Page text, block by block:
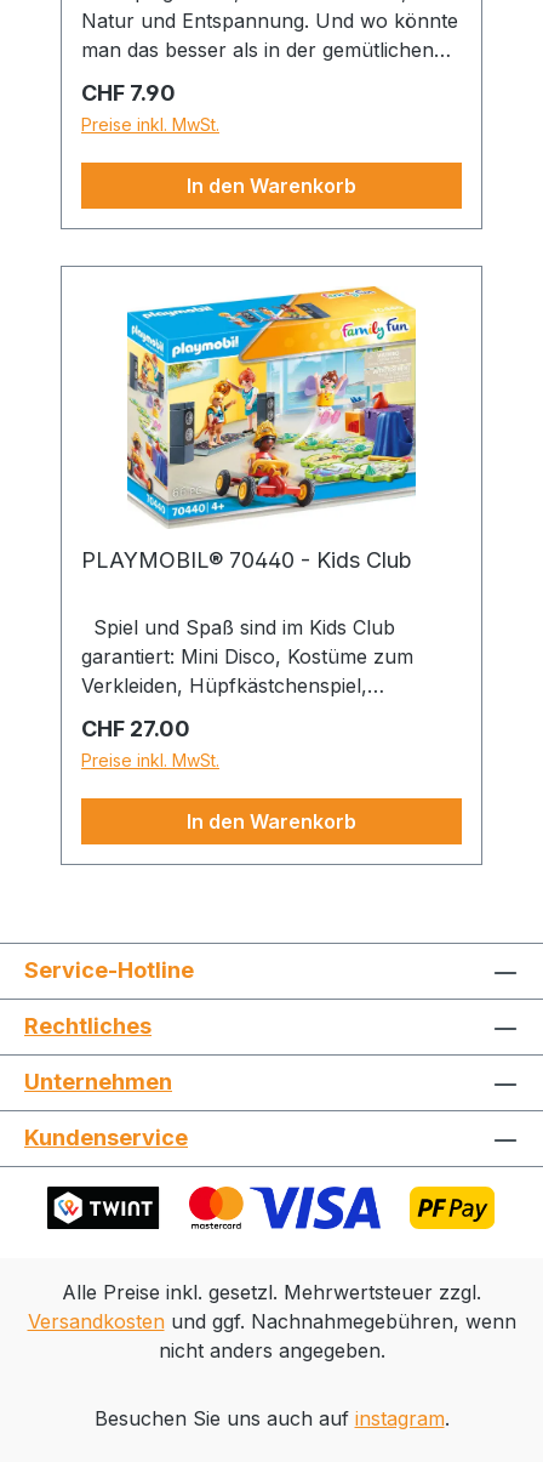
Natur und Entspannung. Und wo könnte
man das besser als in der gemütlichen
sich die Urlauberin mit ihren Zeitschriften
gemütlich. Lesen, dösen, träumen, so
sieht der perfekte Urlaub aus. Das
PLAYMOBIL-Spielset besteht aus einer
PLAYMOBIL-Figur, einer Hängematte,
Extras. Die detailreichen Spielsets der
PLAYMOBIL Family Fun Reihe laden
Kinder ab 4 Jahren zu lustigen
Rollenspielen ein.
Regulärer Preis:
CHF 7.90
Preise inkl. MwSt.
In den Warenkorb
PLAYMOBIL® 70440 - Kids Club
Spiel und Spaß sind im Kids Club
garantiert: Mini Disco, Kostüme zum
Verkleiden, Hüpfkästchenspiel,
sorgen bei den Kindern für
Unterhaltung. Sachinformationen:
Figuren: 1 Frau, 2 Mädchen, 1 Junge
Zubehör: 1 Tretauto, 1 Kiste, 1
Hüpfkästchenspiel (8-teilig), 1 Bühne, 1
1 Tigerkopf, 1 Tigerumhang, 1 Umhang, 1
Krone, 1 Bart, 1 Zwergenmütze, 1
Elfenflügel, 1 Blumenhut, 1 Tablet, 1
Kinderzeichnung, 1 Bücherbund, 1 Set
Schreib- und Malzubehör (6-teilig), 1
Box, 1 Regal, 4 Muscheln Garantie
Regulärer Preis:
CHF 27.00
Preise inkl. MwSt.
In den Warenkorb
Service-Hotline
Rechtliches
Unternehmen
Kundenservice
Alle Preise inkl. gesetzl. Mehrwertsteuer zzgl.
Versandkostenund ggf. Nachnahmegebühren, wenn
nicht anders angegeben.
Besuchen Sie uns auch auf instagram.